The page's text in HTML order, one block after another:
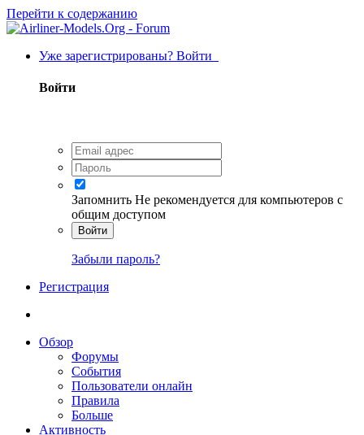
Перейти к содержанию
Уже зарегистрированы? Войти
Войти
Запомнить Не рекомендуется для компьютеров с
общим доступом
Войти
Забыли пароль?
Регистрация
Обзор
Форумы
События
Пользователи онлайн
Правила
Больше
Активность